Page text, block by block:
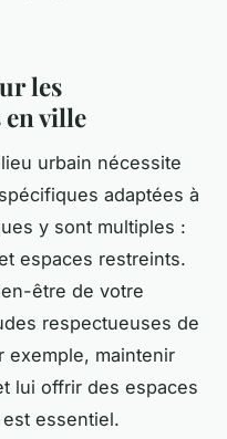
les
ville
urbain nécessite
adaptées à
y sont multiples :
espaces restreints.
être de votre
respectueuses de
exemple, maintenir
lui offrir des espaces
essentiel.